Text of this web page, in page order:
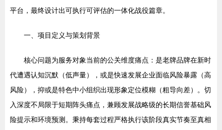
平台，最终设计出可执行可评估的一体化战役篇章。
一、项目定义与策划背景
核心问题为服务对象当前的公关维度痛点：是老牌品牌在新时
代遭遇认知沉默（低声量），或是快速发展企业面临风险暴露（高
风险），抑或是特色中小组织出现形象定位模糊（粗导向差）。切
入深度不局限于短期阵头痛点，兼顾发展战略级的长期信誉基础风
险提示和环境预测。秉持每套过程严格执行该阶段真实节奏至真相